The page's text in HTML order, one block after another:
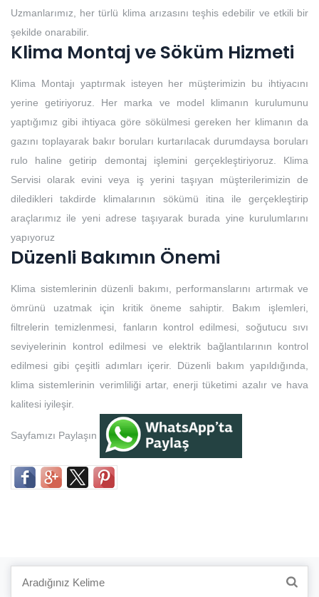
Uzmanlarımız, her türlü klima arızasını teşhis edebilir ve etkili bir
şekilde onarabilir.
Klima Montaj ve Söküm Hizmeti
Klima Montajı yaptırmak isteyen her müşterimizin bu ihtiyacını
yerine getiriyoruz. Her marka ve model klimanın kurulumunu
yaptığımız gibi ihtiyaca göre sökülmesi gereken her klimanın da
gazını toplayarak bakır boruları kurtarılacak durumdaysa boruları
rulo haline getirip demontaj işlemini gerçekleştiriyoruz. Klima
Servisi olarak evini veya iş yerini taşıyan müşterilerimizin de
diledikleri takdirde klimalarının sökümü itina ile gerçekleştirip
araçlarımız ile yeni adrese taşıyarak burada yine kurulumlarını
yapıyoruz
Düzenli Bakımın Önemi
Klima sistemlerinin düzenli bakımı, performanslarını artırmak ve
ömrünü uzatmak için kritik öneme sahiptir. Bakım işlemleri,
filtrelerin temizlenmesi, fanların kontrol edilmesi, soğutucu sıvı
seviyelerinin kontrol edilmesi ve elektrik bağlantılarının kontrol
edilmesi gibi çeşitli adımları içerir. Düzenli bakım yapıldığında,
klima sistemlerinin verimliliği artar, enerji tüketimi azalır ve hava
kalitesi iyileşir.
Sayfamızı Paylaşın